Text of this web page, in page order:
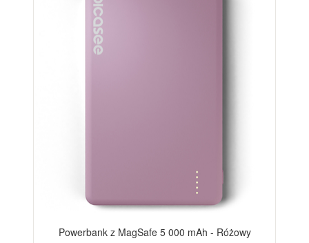
Powerbank z MagSafe 5 000 mAh - Różowy